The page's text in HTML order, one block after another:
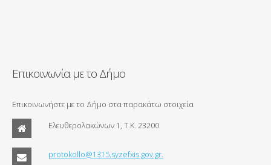
Επικοινωνία με το Δήμο
Επικοινωνήστε με το Δήμο στα παρακάτω στοιχεία
Ελευθερολακώνων 1, Τ.Κ. 23200
protokollo@1315.syzefxis.gov.gr.